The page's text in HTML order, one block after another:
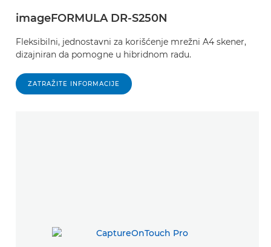
imageFORMULA DR-S250N
Fleksibilni, jednostavni za korišćenje mrežni A4 skener,
dizajniran da pomogne u hibridnom radu.
ZATRAŽITE INFORMACIJE